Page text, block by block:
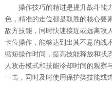
操作技巧的精进是提升战斗能
色，精准的走位都是取胜的核心要
敌方技能，同时快速接近或远离敌
卡位操作，能够达到出其不意的战
缩短操作时间，提高技能释放和状
人攻击模式和技能冷却时间的观察
一击，同时及时使用保护类技能或